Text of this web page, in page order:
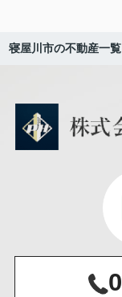
寝屋川市の不動産一覧